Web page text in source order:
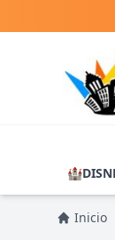
🏰
Inicio